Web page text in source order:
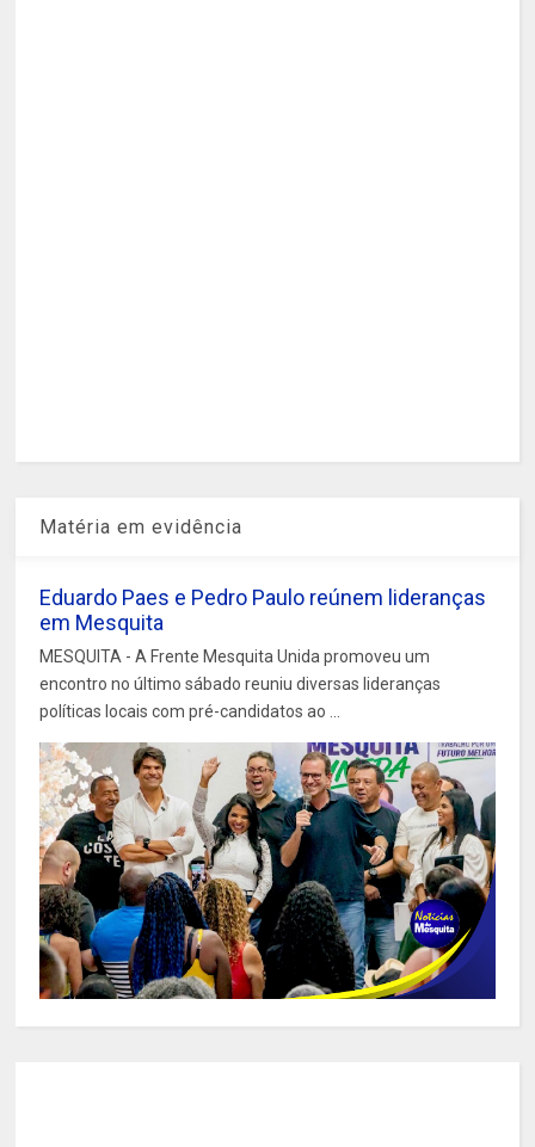
Matéria em evidência
Eduardo Paes e Pedro Paulo reúnem lideranças
em Mesquita
MESQUITA - A Frente Mesquita Unida promoveu um
encontro no último sábado reuniu diversas lideranças
políticas locais com pré-candidatos ao ...